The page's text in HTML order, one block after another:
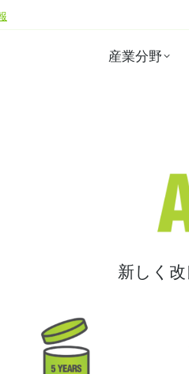
産業分野
新しく